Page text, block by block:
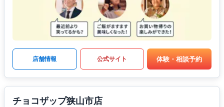
店舗情報 公式サイト 体験・相談予約
チョコザップ狭山市店